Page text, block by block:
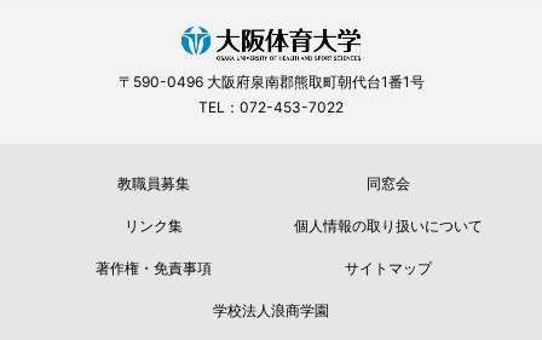
〒590-0496 大阪府泉南郡熊取町朝代台1番1号
TEL：072-453-7022
教職員募集
同窓会
リンク集
個人情報の取り扱いについて
著作権・免責事項
サイトマップ
学校法人浪商学園